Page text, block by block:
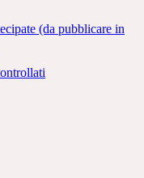
(da pubblicare in